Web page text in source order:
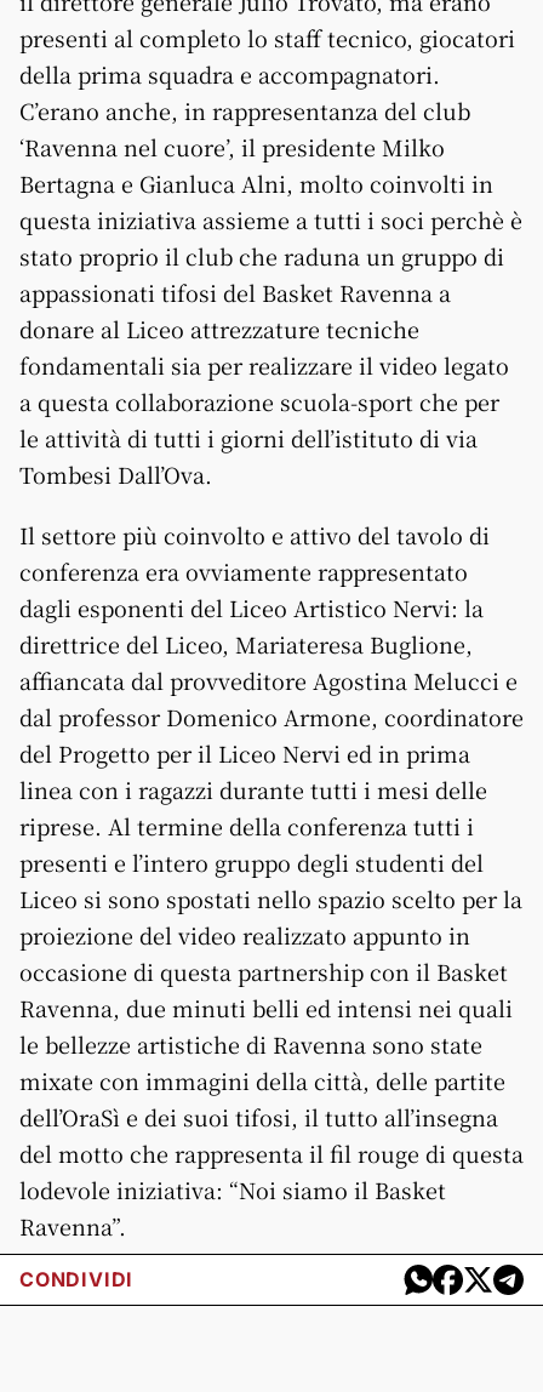
presenti al completo lo staff tecnico, giocatori
della prima squadra e accompagnatori.
C’erano anche, in rappresentanza del club
‘Ravenna nel cuore’, il presidente Milko
Bertagna e Gianluca Alni, molto coinvolti in
questa iniziativa assieme a tutti i soci perchè è
stato proprio il club che raduna un gruppo di
appassionati tifosi del Basket Ravenna a
donare al Liceo attrezzature tecniche
fondamentali sia per realizzare il video legato
a questa collaborazione scuola-sport che per
le attività di tutti i giorni dell’istituto di via
Tombesi Dall’Ova.
Il settore più coinvolto e attivo del tavolo di
conferenza era ovviamente rappresentato
dagli esponenti del Liceo Artistico Nervi: la
direttrice del Liceo, Mariateresa Buglione,
affiancata dal provveditore Agostina Melucci e
dal professor Domenico Armone, coordinatore
del Progetto per il Liceo Nervi ed in prima
linea con i ragazzi durante tutti i mesi delle
riprese. Al termine della conferenza tutti i
presenti e l’intero gruppo degli studenti del
Liceo si sono spostati nello spazio scelto per la
proiezione del video realizzato appunto in
occasione di questa partnership con il Basket
Ravenna, due minuti belli ed intensi nei quali
le bellezze artistiche di Ravenna sono state
mixate con immagini della città, delle partite
dell’OraSì e dei suoi tifosi, il tutto all’insegna
del motto che rappresenta il fil rouge di questa
lodevole iniziativa: “Noi siamo il Basket
Ravenna”.
CONDIVIDI